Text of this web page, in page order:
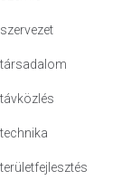
szervezet
társadalom
távközlés
technika
területfejlesztés